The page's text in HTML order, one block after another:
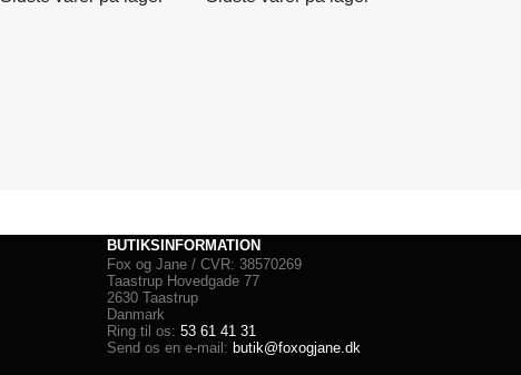
BUTIKSINFORMATION
Fox og Jane / CVR: 38570269
Taastrup Hovedgade 77
2630 Taastrup
Danmark
Ring til os: 53 61 41 31
Send os en e-mail: butik@foxogjane.dk